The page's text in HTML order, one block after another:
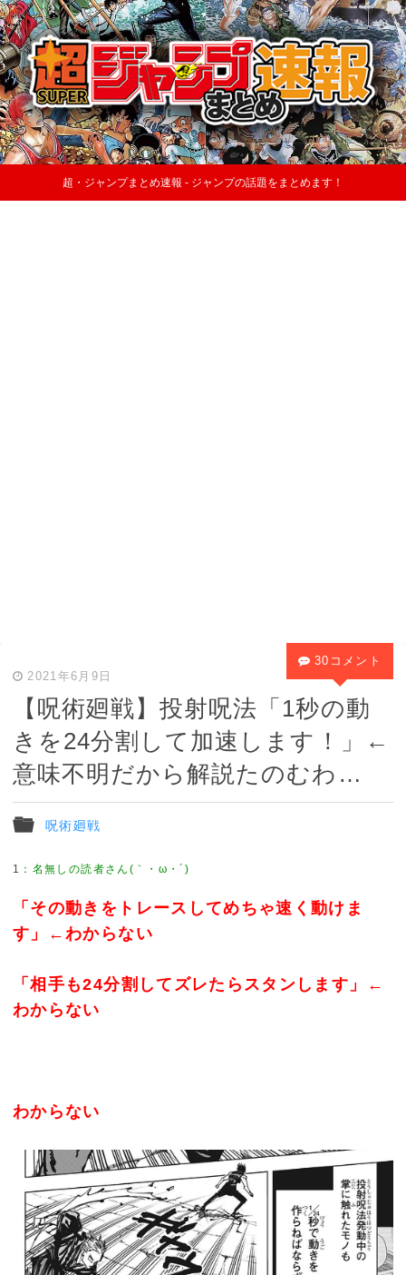
超・ジャンプまとめ速報 - ジャンプの話題をまとめます！
2021年6月9日
【呪術廻戦】投射呪法「1秒の動
きを24分割して加速します！」←
意味不明だから解説たのむわ…
呪術廻戦
30コメント
1
「その動きをトレースしてめちゃ速く動けま
す」←わからない
「相手も24分割してズレたらスタンします」←
わからない
わからない